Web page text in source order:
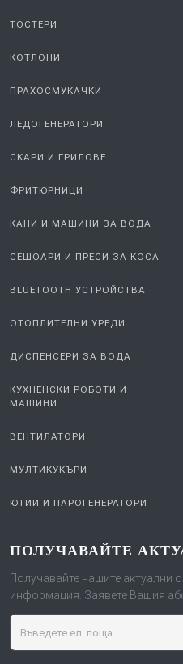
ТОСТЕРИ
КОТЛОНИ
ПРАХОСМУКАЧКИ
ЛЕДОГЕНЕРАТОРИ
СКАРИ И ГРИЛОВЕ
ФРИТЮРНИЦИ
КАНИ И МАШИНИ ЗА ВОДА
СЕШОАРИ И ПРЕСИ ЗА КОСА
BLUETOOTH УСТРОЙСТВА
ОТОПЛИТЕЛНИ УРЕДИ
ДИСПЕНСЕРИ ЗА ВОДА
КУХНЕНСКИ РОБОТИ И
МАШИНИ
ВЕНТИЛАТОРИ
МУЛТИКУКЪРИ
ЮТИИ И ПАРОГЕНЕРАТОРИ
ПОЛУЧАВАЙТЕ
Получавайте нашите актуални
информация. Заявете Вашия